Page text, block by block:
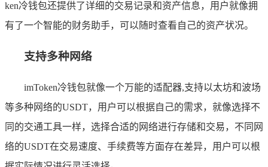
ken冷钱包还提供了详细的交易记录和资产信息，用户就像拥
有了一个智能的财务助手，可以随时查看自己的资产状况。
支持多种网络
imToken冷钱包就像一个万能的适配器,支持以太坊和波场
等多种网络的USDT，用户可以根据自己的需求，就像选择不
同的交通工具一样，选择合适的网络进行存储和交易，不同网
络的USDT在交易速度、手续费等方面存在差异，用户可以根